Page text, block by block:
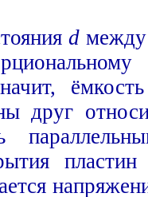
d между
друг